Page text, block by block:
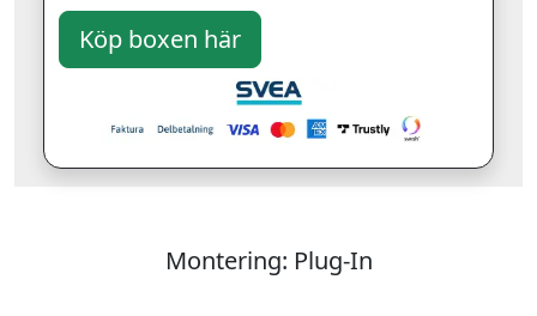
Montering: Plug-In